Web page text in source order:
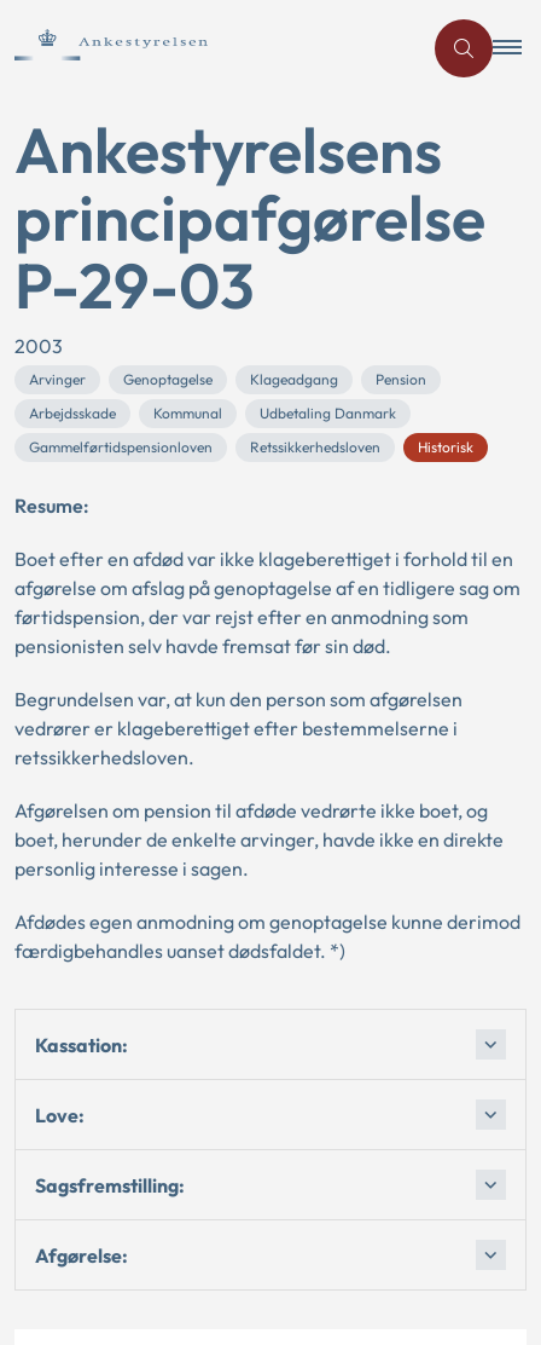
Ankestyrelsens
principafgørelse
P-29-03
2003
Arvinger Genoptagelse Klageadgang
Pension
Arbejdsskade
Kommunal
Udbetaling Danmark
Gammelførtidspensionloven
Retssikkerhedsloven Historisk
Resume:
Boet efter en afdød var ikke klageberettiget i forhold til en
afgørelse om afslag på genoptagelse af en tidligere sag om
førtidspension, der var rejst efter en anmodning som
pensionisten selv havde fremsat før sin død.
Begrundelsen var, at kun den person som afgørelsen
vedrører er klageberettiget efter bestemmelserne i
retssikkerhedsloven.
Afgørelsen om pension til afdøde vedrørte ikke boet, og
boet, herunder de enkelte arvinger, havde ikke en direkte
personlig interesse i sagen.
Afdødes egen anmodning om genoptagelse kunne derimod
færdigbehandles uanset dødsfaldet. *)
Kassation:
Love:
Sagsfremstilling:
Afgørelse: